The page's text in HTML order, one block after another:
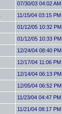
07/30/03 04:02 AM
11/15/04 03:15 PM
01/12/05 10:32 PM
01/12/05 10:33 PM
12/24/04 08:40 PM
12/17/04 11:06 PM
12/14/04 06:13 PM
12/05/04 06:52 PM
11/23/04 04:47 PM
11/21/04 08:17 PM